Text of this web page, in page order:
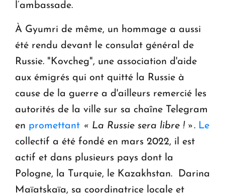
l’ambassade.
À Gyumri de même, un hommage a aussi
été rendu devant le consulat général de
Russie. "Kovcheg", une association d'aide
aux émigrés qui ont quitté la Russie à
cause de la guerre a d'ailleurs remercié les
autorités de la ville sur sa chaîne Telegram
en promettant « La Russie sera libre ! ». Le
collectif a été fondé en mars 2022, il est
actif et dans plusieurs pays dont la
Pologne, la Turquie, le Kazakhstan. Darina
Maïatskaïa, sa coordinatrice locale et